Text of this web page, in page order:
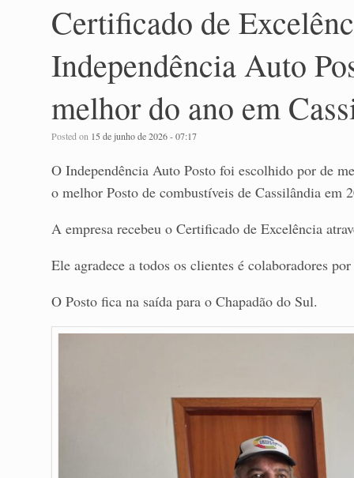
Certificado de
Independência Auto
melhor do ano em
Posted on 15 de junho de 2026 - 07:17
O Independência Auto Posto foi escolhido por de
o melhor Posto de combustíveis de Cassilândia em
A empresa recebeu o Certificado de Excelência
Ele agradece a todos os clientes é colaboradores
O Posto fica na saída para o Chapadão do Sul.